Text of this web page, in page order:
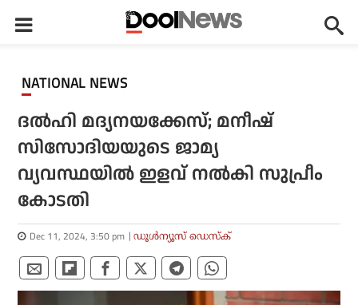
NATIONAL NEWS
ദല്‍ഹി മദ്യനയക്കേസ്; മനീഷ്
സിസോദിയയുടെ ജാമ്യ
വ്യവസ്ഥയില്‍ ഇളവ് നല്‍കി സുപ്രീം
കോടതി
Dec 11, 2024, 3:50 pm ഡൂള്‍ന്യൂസ് ഡെസ്‌ക്